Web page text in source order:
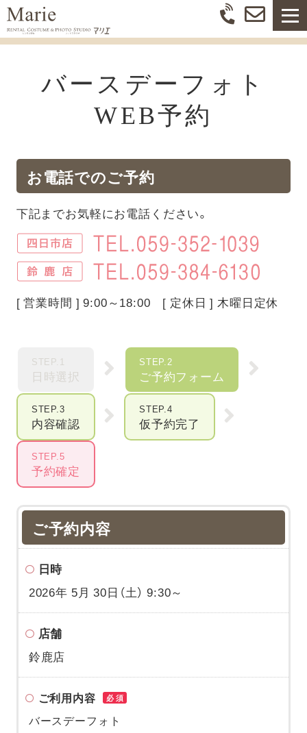
バースデーフォト
WEB予約
お電話でのご予約
下記までお気軽にお電話ください。
[ 営業時間 ] 9:00～18:00 [ 定休日 ] 木曜日定休
STEP.1
日時選択
STEP.2
ご予約フォーム
STEP.3
内容確認
STEP.4
仮予約完了
STEP.5
予約確定
ご予約内容
日時
2026年 5月 30日（土） 9:30～
店舗
鈴鹿店
ご利用内容 必須
バースデーフォト